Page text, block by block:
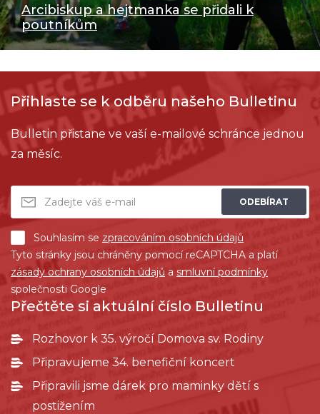
Arcibiskup a hejtmanka se přidali k
poutníkům
Přihlaste se k odběru našeho Bulletinu
Bulletin přistane ve vaší e-mailové schránce jednou
za měsíc.
ODEBÍRAT
Souhlasím se zpracováním osobních údajů
Tyto stránky jsou chráněny pomocí reCAPTCHA a platí
zásady ochrany osobních údajů a smluvní podmínky
společnosti Google
Přečtěte si aktuální číslo Bulletinu
Rozhovor k 35. výročí Domova sv. Rodiny
Připravujeme 34. benefiční koncert
Připravili jsme dárek pro maminky dětí s
postižením